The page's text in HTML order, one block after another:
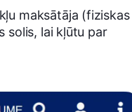
maksātāja (fiziskas
solis, lai kļūtu par